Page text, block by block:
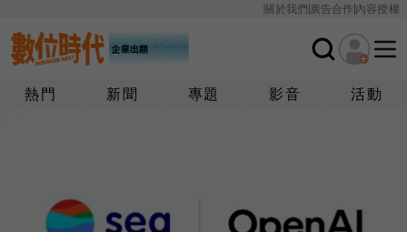
關於我們廣告合作內容授權
熱門 新聞 專題 影音 活動